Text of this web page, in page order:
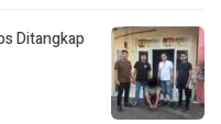
Ditangkap